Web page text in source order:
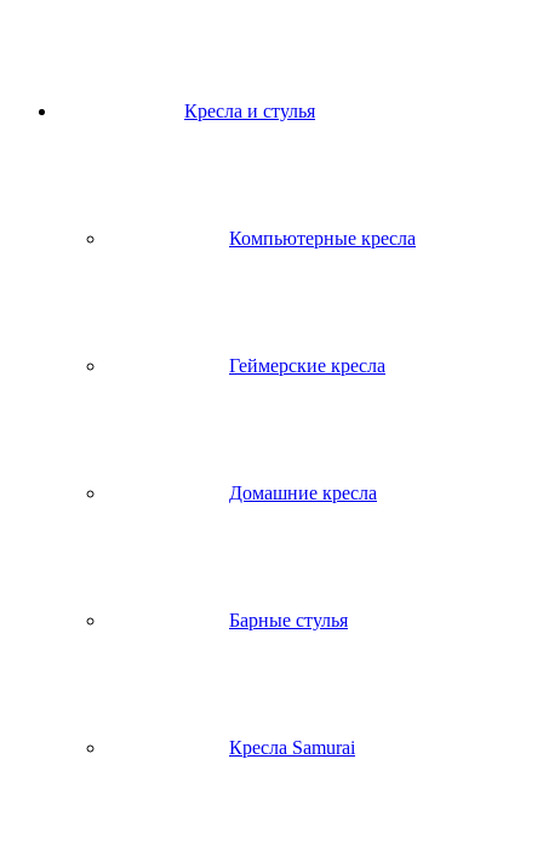
Кресла и стулья
Компьютерные кресла
Геймерские кресла
Домашние кресла
Барные стулья
Кресла Samurai